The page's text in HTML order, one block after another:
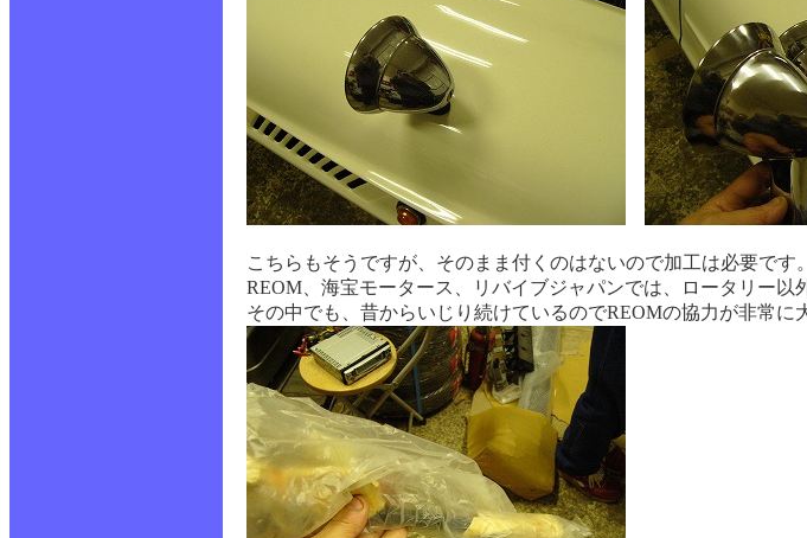
こちらもそうですが、そのまま付くのはないので加工は必要です
REOM、海宝モータース、リバイブジャパンでは、ロータリー
その中でも、昔からいじり続けているのでREOMの協力が非常に